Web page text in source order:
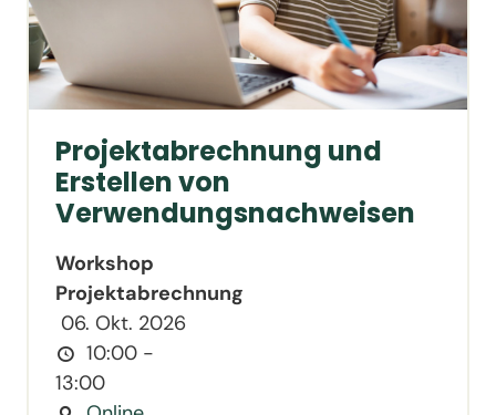
Projektabrechnung und
Erstellen von
Verwendungsnachweisen
Workshop
Projektabrechnung
06. Okt. 2026
10:00 -
13:00